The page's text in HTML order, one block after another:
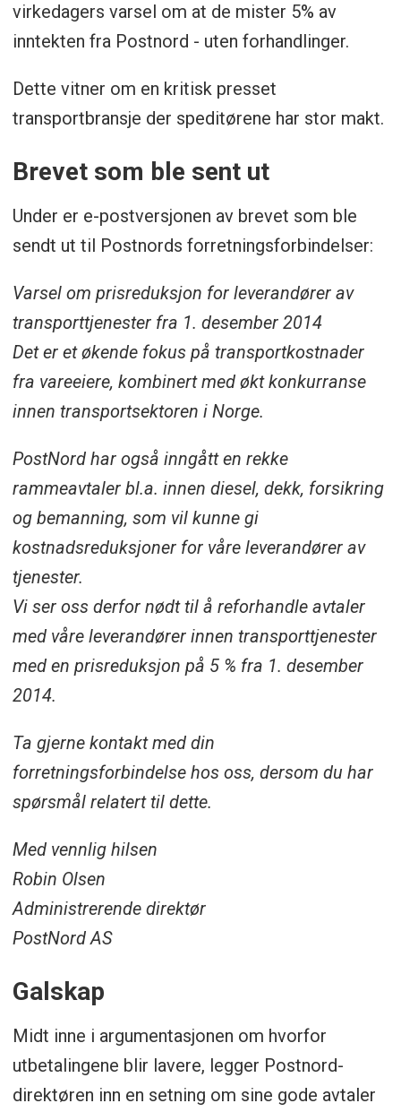
virkedagers varsel om at de mister 5% av
inntekten fra Postnord - uten forhandlinger.
Dette vitner om en kritisk presset
transportbransje der speditørene har stor makt.
Brevet som ble sent ut
Under er e-postversjonen av brevet som ble
sendt ut til Postnords forretningsforbindelser:
Varsel om prisreduksjon for leverandører av
transporttjenester fra 1. desember 2014
Det er et økende fokus på transportkostnader
fra vareeiere, kombinert med økt konkurranse
innen transportsektoren i Norge.
PostNord har også inngått en rekke
rammeavtaler bl.a. innen diesel, dekk, forsikring
og bemanning, som vil kunne gi
kostnadsreduksjoner for våre leverandører av
tjenester.
Vi ser oss derfor nødt til å reforhandle avtaler
med våre leverandører innen transporttjenester
med en prisreduksjon på 5 % fra 1. desember
2014.
Ta gjerne kontakt med din
forretningsforbindelse hos oss, dersom du har
spørsmål relatert til dette.
Med vennlig hilsen
Robin Olsen
Administrerende direktør
PostNord AS
Galskap
Midt inne i argumentasjonen om hvorfor
utbetalingene blir lavere, legger Postnord-
direktøren inn en setning om sine gode avtaler